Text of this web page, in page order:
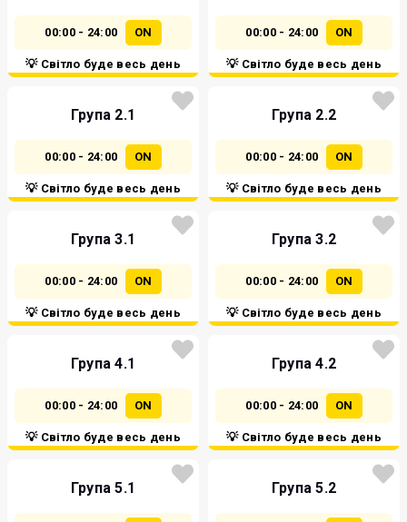
00:00 - 24:00 ON
💡 Світло буде весь день
00:00 - 24:00 ON
💡 Світло буде весь день
Група 2.1
00:00 - 24:00 ON
💡 Світло буде весь день
Група 2.2
00:00 - 24:00 ON
💡 Світло буде весь день
Група 3.1
00:00 - 24:00 ON
💡 Світло буде весь день
Група 3.2
00:00 - 24:00 ON
💡 Світло буде весь день
Група 4.1
00:00 - 24:00 ON
💡 Світло буде весь день
Група 4.2
00:00 - 24:00 ON
💡 Світло буде весь день
Група 5.1 Група 5.2